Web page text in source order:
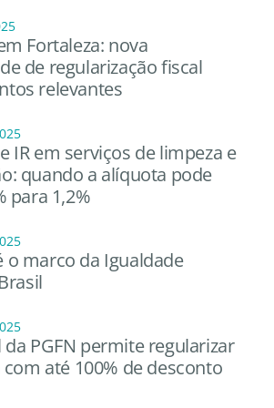
Fortaleza: nova
de regularização fiscal
relevantes
IR em serviços de limpeza e
quando a alíquota pode
para 1,2%
o marco da Igualdade
PGFN permite regularizar
até 100% de desconto